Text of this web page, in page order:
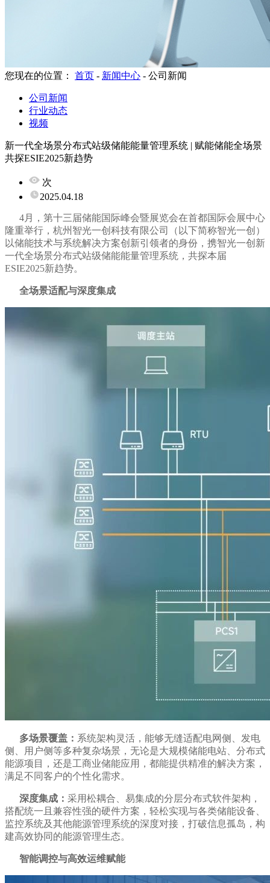
您现在的位置： 首页 - 新闻中心 - 公司新闻
公司新闻
行业动态
视频
新一代全场景分布式站级储能能量管理系统 | 赋能储能全场景
共探ESIE2025新趋势
次
2025.04.18
4月，第十三届储能国际峰会暨展览会在首都国际会展中心
隆重举行，杭州智光一创科技有限公司（以下简称智光一创）
以储能技术与系统解决方案创新引领者的身份，携智光一创新
一代全场景分布式站级储能能量管理系统，共探本届
ESIE2025新趋势。
全场景适配与深度集成
多场景覆盖： 系统架构灵活，能够无缝适配电网侧、发电
侧、用户侧等多种复杂场景，无论是大规模储能电站、分布式
能源项目，还是工商业储能应用，都能提供精准的解决方案，
满足不同客户的个性化需求。
深度集成： 采用松耦合、易集成的分层分布式软件架构，
搭配统一且兼容性强的硬件方案，轻松实现与各类储能设备、
监控系统及其他能源管理系统的深度对接，打破信息孤岛，构
建高效协同的能源管理生态。
智能调控与高效运维赋能